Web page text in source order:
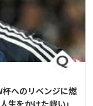
へのリベンジに燃
生をかけた戦い」